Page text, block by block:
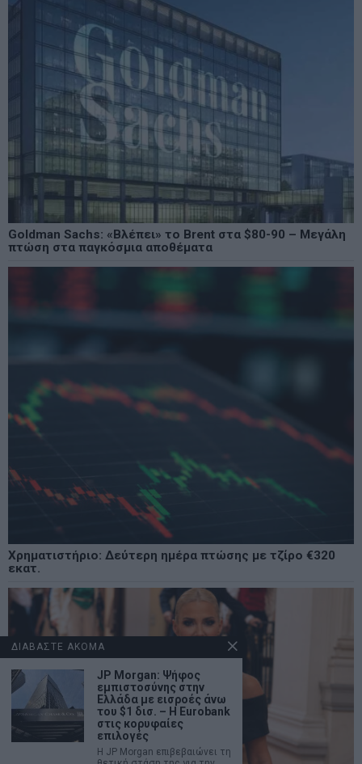
Goldman Sachs: «Βλέπει» το Brent στα $80-90 – Μεγάλη
πτώση στα παγκόσμια αποθέματα
Χρηματιστήριο: Δεύτερη ημέρα πτώσης με τζίρο €320
εκατ.
ΔΙΑΒΑΣΤΕ ΑΚΟΜΑ
JP Morgan: Ψήφος
εμπιστοσύνης στην
Ελλάδα με εισροές άνω
του $1 δισ. – Η Eurobank
στις κορυφαίες
επιλογές
Η JP Morgan επιβεβαιώνει τη